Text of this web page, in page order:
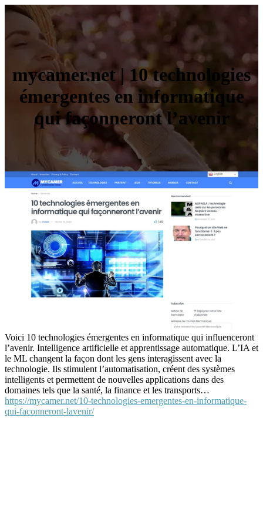
mycamer.net | 10 technologies
émergentes en informatique
qui façonneront l’avenir
Voici 10 technologies émergentes en informatique qui influenceront
l’avenir. Intelligence artificielle et apprentissage automatique. L’IA et
le ML changent la façon dont les gens interagissent avec la
technologie. Ils stimulent l’automatisation, créent des systèmes
intelligents et permettent de nouvelles applications dans des
domaines tels que la santé, la finance et les transports…
https://mycamer.net/10-technologies-emergentes-en-informatique-
qui-faconneront-lavenir/